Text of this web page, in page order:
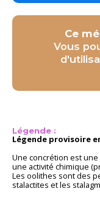
Ce
Vous
Légende :
Légende provisoire
Une concrétion est
une activité chimique
Les oolithes sont des
stalactites et les